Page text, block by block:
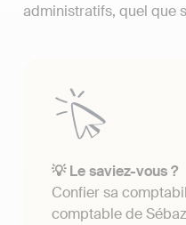
administratifs, quel que
💡 Le saviez-vous ?
Confier sa
comptable de